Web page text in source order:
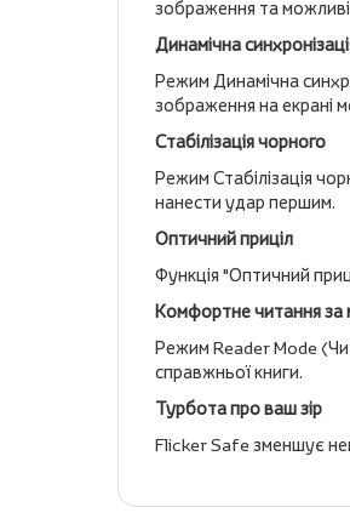
зображення та можливі
Динамічна
Режим Динамічна
зображення на екрані
Стабілізація чорного
Режим Стабілізація
нанести удар першим.
Оптичний приціл
Функція "Оптичний
Комфортне читання за
Режим Reader Mode
справжньої книги.
Турбота про ваш зір
Flicker Safe зменшує